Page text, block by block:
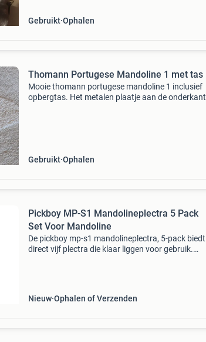
Gebruikt Ophalen
Thomann Portugese Mandoline 1 met tas
Mooie thomann portugese mandoline 1 inclusief
opbergtas. Het metalen plaatje aan de onderkant
Gebruikt Ophalen
Pickboy MP-S1 Mandolineplectra 5 Pack
Set Voor Mandoline
De pickboy mp-s1 mandolineplectra, 5-pack biedt
direct vijf plectra die klaar liggen voor gebruik.
Nieuw Ophalen of Verzenden